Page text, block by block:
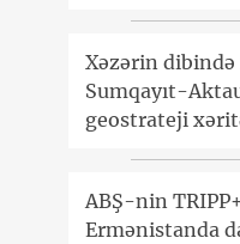
Xəzərin
Sumqayıt-
geostrateji
ABŞ-nin
Ermənistanda